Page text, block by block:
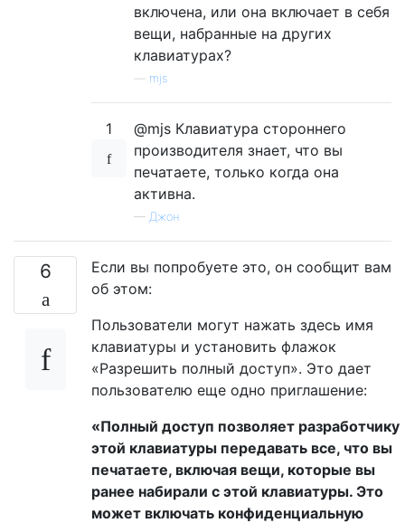
включена, или она включает в себя
вещи, набранные на других
клавиатурах?
mjs
1
@mjs Клавиатура стороннего
производителя знает, что вы
печатаете, только когда она
активна.
— Джон
6
Если вы попробуете это, он сообщит вам
об этом:
Пользователи могут нажать здесь имя
клавиатуры и установить флажок
«Разрешить полный доступ». Это дает
пользователю еще одно приглашение:
«Полный доступ позволяет разработчику
этой клавиатуры передавать все, что вы
печатаете, включая вещи, которые вы
ранее набирали с этой клавиатуры. Это
может включать конфиденциальную